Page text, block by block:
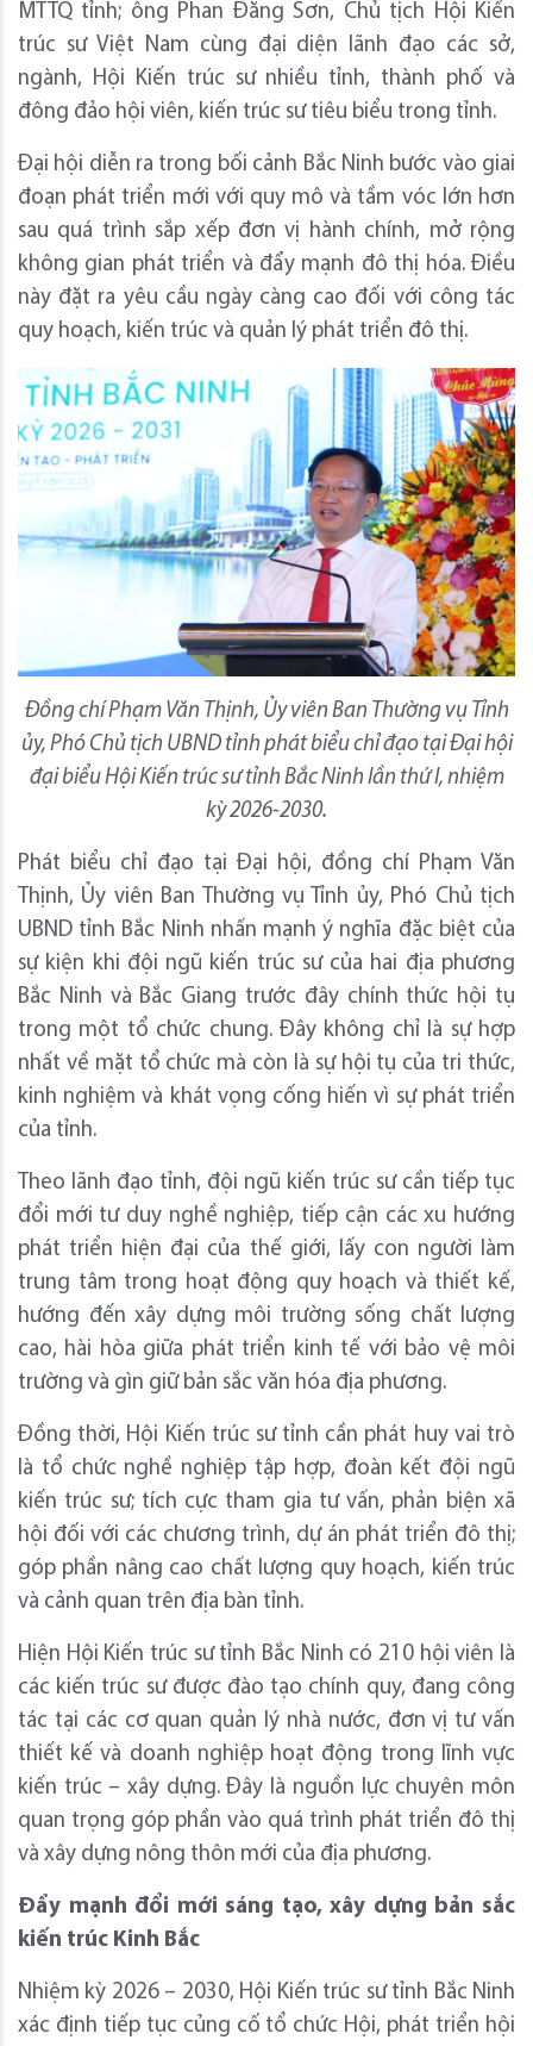
MTTQ tỉnh; ông Phan Đăng Sơn, Chủ tịch Hội Kiến
trúc sư Việt Nam cùng đại diện lãnh đạo các sở,
ngành, Hội Kiến trúc sư nhiều tỉnh, thành phố và
đông đảo hội viên, kiến trúc sư tiêu biểu trong tỉnh.
Đại hội diễn ra trong bối cảnh Bắc Ninh bước vào giai
đoạn phát triển mới với quy mô và tầm vóc lớn hơn
sau quá trình sắp xếp đơn vị hành chính, mở rộng
không gian phát triển và đẩy mạnh đô thị hóa. Điều
này đặt ra yêu cầu ngày càng cao đối với công tác
quy hoạch, kiến trúc và quản lý phát triển đô thị.
Đồng chí Phạm Văn Thịnh, Ủy viên Ban Thường vụ Tỉnh
ủy, Phó Chủ tịch UBND tỉnh phát biểu chỉ đạo tại Đại hội
đại biểu Hội Kiến trúc sư tỉnh Bắc Ninh lần thứ I, nhiệm
kỳ 2026-2030.
Phát biểu chỉ đạo tại Đại hội, đồng chí Phạm Văn
Thịnh, Ủy viên Ban Thường vụ Tỉnh ủy, Phó Chủ tịch
UBND tỉnh Bắc Ninh nhấn mạnh ý nghĩa đặc biệt của
sự kiện khi đội ngũ kiến trúc sư của hai địa phương
Bắc Ninh và Bắc Giang trước đây chính thức hội tụ
trong một tổ chức chung. Đây không chỉ là sự hợp
nhất về mặt tổ chức mà còn là sự hội tụ của tri thức,
kinh nghiệm và khát vọng cống hiến vì sự phát triển
của tỉnh.
Theo lãnh đạo tỉnh, đội ngũ kiến trúc sư cần tiếp tục
đổi mới tư duy nghề nghiệp, tiếp cận các xu hướng
phát triển hiện đại của thế giới, lấy con người làm
trung tâm trong hoạt động quy hoạch và thiết kế,
hướng đến xây dựng môi trường sống chất lượng
cao, hài hòa giữa phát triển kinh tế với bảo vệ môi
trường và gìn giữ bản sắc văn hóa địa phương.
Đồng thời, Hội Kiến trúc sư tỉnh cần phát huy vai trò
là tổ chức nghề nghiệp tập hợp, đoàn kết đội ngũ
kiến trúc sư; tích cực tham gia tư vấn, phản biện xã
hội đối với các chương trình, dự án phát triển đô thị;
góp phần nâng cao chất lượng quy hoạch, kiến trúc
và cảnh quan trên địa bàn tỉnh.
Hiện Hội Kiến trúc sư tỉnh Bắc Ninh có 210 hội viên là
các kiến trúc sư được đào tạo chính quy, đang công
tác tại các cơ quan quản lý nhà nước, đơn vị tư vấn
thiết kế và doanh nghiệp hoạt động trong lĩnh vực
kiến trúc – xây dựng. Đây là nguồn lực chuyên môn
quan trọng góp phần vào quá trình phát triển đô thị
và xây dựng nông thôn mới của địa phương.
Đẩy mạnh đổi mới sáng tạo, xây dựng bản sắc
kiến trúc Kinh Bắc
Nhiệm kỳ 2026 – 2030, Hội Kiến trúc sư tỉnh Bắc Ninh
xác định tiếp tục củng cố tổ chức Hội, phát triển hội